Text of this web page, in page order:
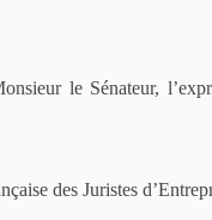
le Sénateur,
des Juristes